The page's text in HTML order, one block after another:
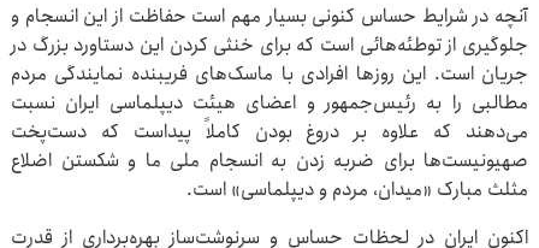
آنچه در شرایط حساس کنونی بسیار مهم است حفاظت از این انسجام و
جلوگیری از توطئه‌هائی است که برای خنثی کردن این دستاورد بزرگ در
جریان است. این روزها افرادی با ماسک‌های فریبنده نمایندگی مردم
مطالبی را به رئیس‌جمهور و اعضای هیئت دیپلماسی ایران نسبت
می‌دهند که علاوه بر دروغ بودن کاملاً پیداست که دست‌پخت
صهیونیست‌ها برای ضربه زدن به انسجام ملی ما و شکستن اضلاع
مثلث مبارک «میدان، مردم و دیپلماسی» است.
اکنون ایران در لحظات حساس و سرنوشت‌ساز بهره‌برداری از قدرت